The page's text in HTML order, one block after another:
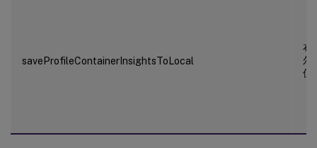
saveProfileContainerInsightsToLocal
布
尔
值